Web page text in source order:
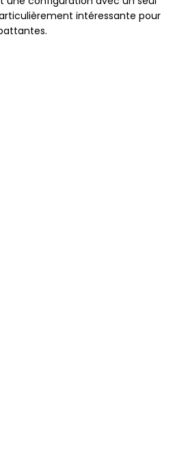
intéressante pour